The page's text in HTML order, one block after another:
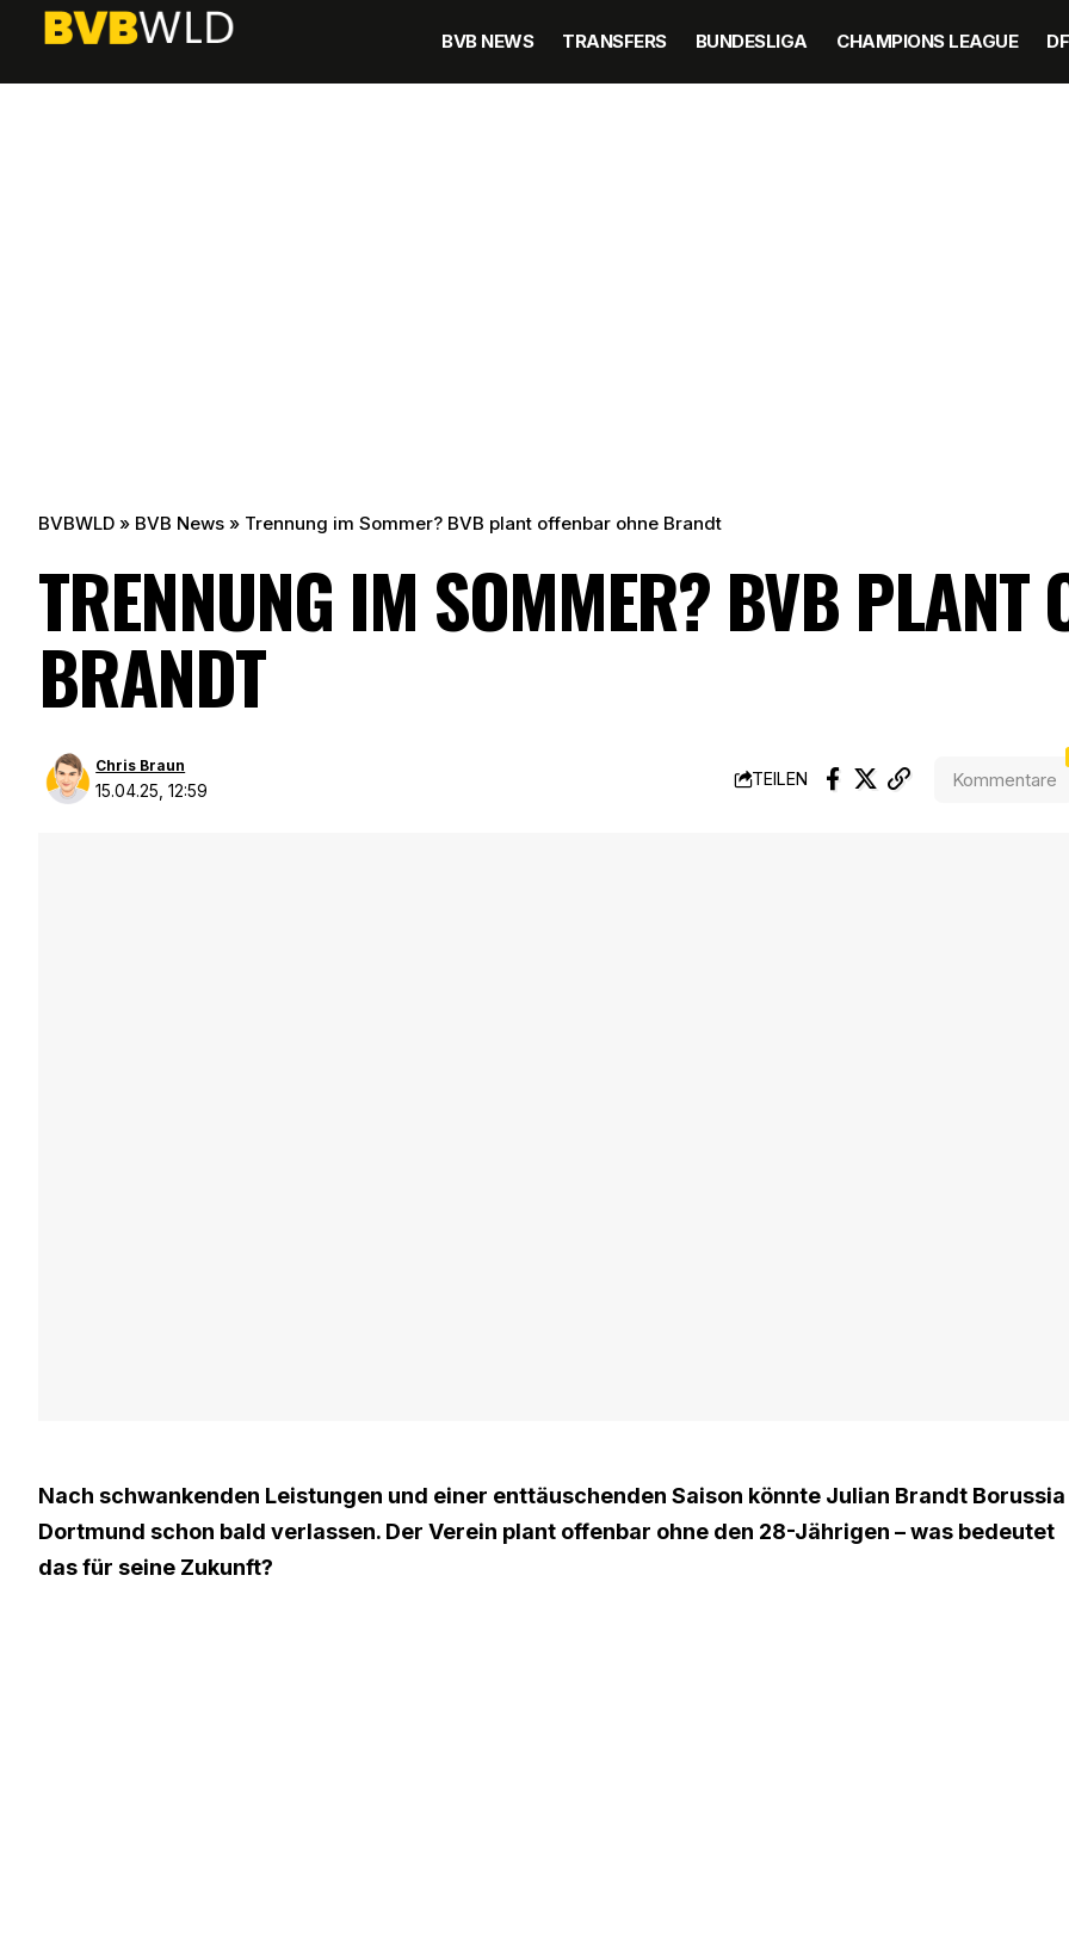
BVB NEWS TRANSFERS BUNDESLIGA CHAMPIONS LEAGUE
BVBWLD » BVB News » Trennung im Sommer? BVB plant offenbar ohne Brandt
TRENNUNG IM SOMMER? BVB PLANT
BRANDT
15.04.25, 12:59
Chris Braun
TEILEN Kommentare
Nach schwankenden Leistungen und einer enttäuschenden Saison könnte Julian Brandt Borussia
Dortmund schon bald verlassen. Der Verein plant offenbar ohne den 28-Jährigen – was bedeutet
das für seine Zukunft?